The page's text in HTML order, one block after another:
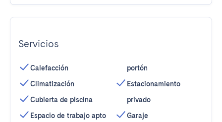
Servicios
Calefacción
Climatización
Cubierta de piscina
Espacio de trabajo apto
portón
Estacionamiento
privado
Garaje